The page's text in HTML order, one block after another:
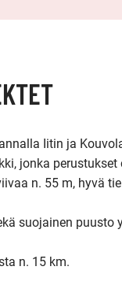
Iitin ja
jonka perustukset
n. 55 m, hyvä
suojainen puusto
n. 15 km.